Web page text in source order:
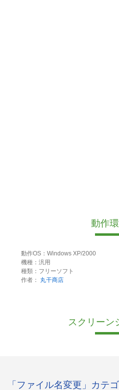
動作
動作OS：Windows XP/2000
機種：汎用
種類：フリーソフト
作者：
丸干商店
スクリーン
「ファイル名変更」カテ